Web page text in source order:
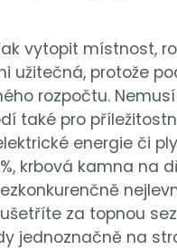
vytopit místnost,
užitečná, protože
rozpočtu.
také pro
energie či
krbová kamna na
za topnou
jednoznačně na